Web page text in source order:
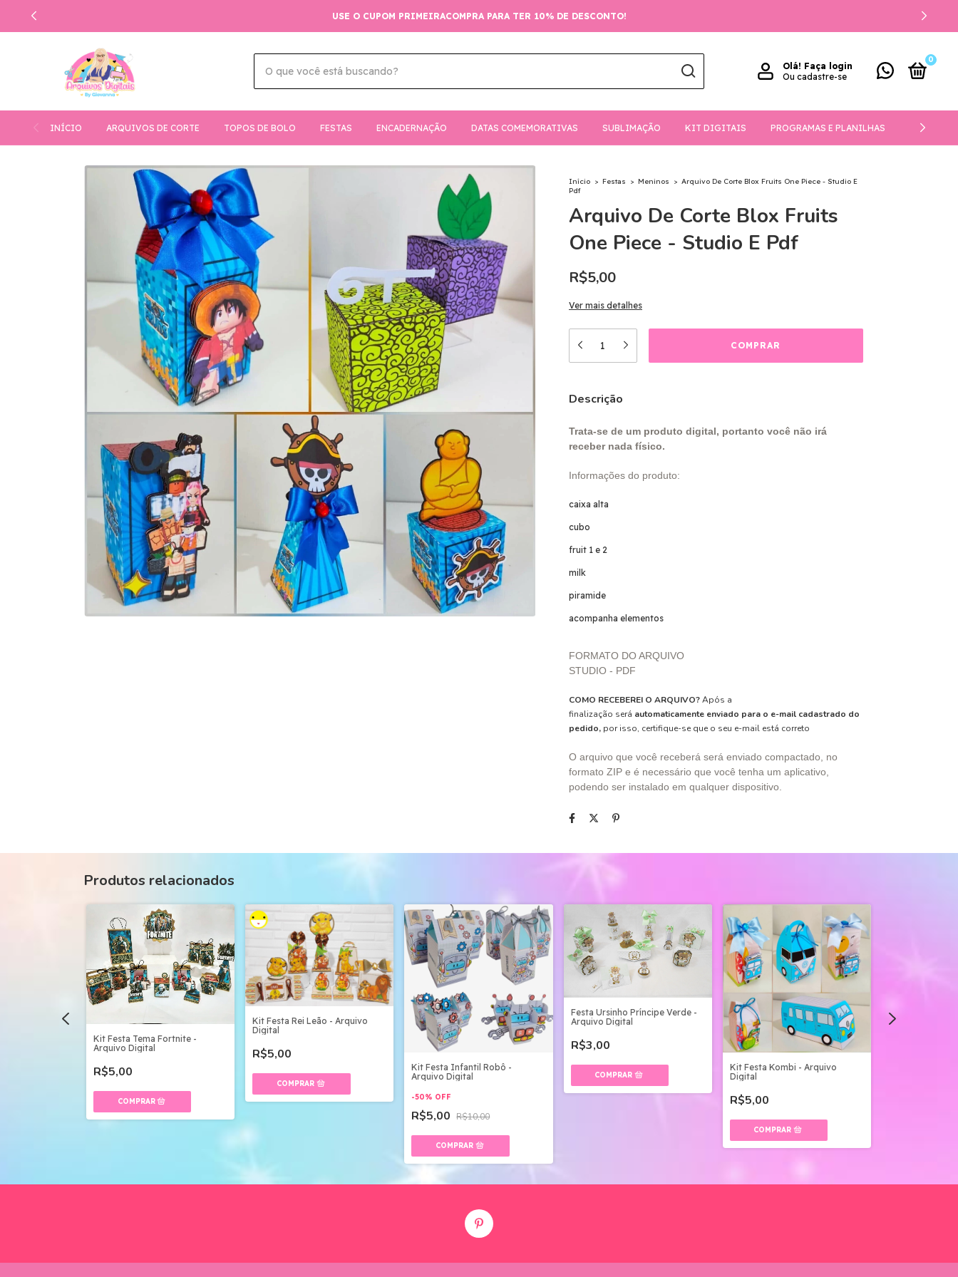
USE O CUPOM PRIMEIRACOMPRA PARA TER 10% DE DESCONTO!
Olá! Faça login
Ou cadastre-se
0
INÍCIO ARQUIVOS DE CORTE TOPOS DE BOLO FESTAS ENCADERNAÇÃO DATAS COMEMORATIVAS SUBLIMAÇÃO KIT DIGITAIS PROGRAMAS E PLANILHAS
Início > Festas > Meninos > Arquivo De Corte Blox Fruits One Piece - Studio E
Pdf
Arquivo De Corte Blox Fruits
One Piece - Studio E Pdf
R$5,00
Ver mais detalhes
Descrição
Trata-se de um produto digital, portanto você não irá
receber nada físico.
Informações do produto:
caixa alta
cubo
fruit 1 e 2
milk
piramide
acompanha elementos
FORMATO DO ARQUIVO
STUDIO - PDF
COMO RECEBEREI O ARQUIVO?Após a
finalização será automaticamente enviado para o e-mail cadastrado do
pedido, por isso, certifique-se que o seu e-mail está correto
O arquivo que você receberá será enviado compactado, no
formato ZIP e é necessário que você tenha um aplicativo,
podendo ser instalado em qualquer dispositivo.
Produtos relacionados
Kit Festa Tema Fortnite -
Arquivo Digital
R$5,00
Kit Festa Rei Leão - Arquivo
Digital
R$5,00
Kit Festa Infantil Robô -
Arquivo Digital
-50% OFF
R$5,00 R$10,00
Festa Ursinho Príncipe Verde -
Arquivo Digital
R$3,00
Kit Festa Kombi - Arquivo
Digital
R$5,00